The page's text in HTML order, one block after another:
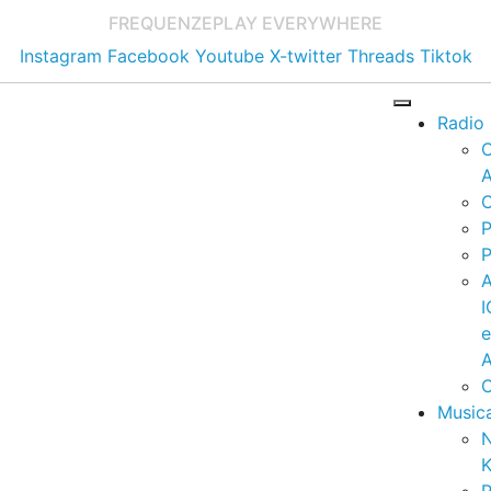
FREQUENZEPLAY EVERYWHERE
Instagram Facebook Youtube X-twitter Threads Tiktok
Radio
e